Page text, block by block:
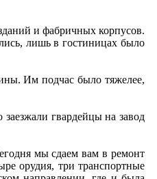
и фабричных корпусов.
лишь в гостиницах было
Им подчас было тяжелее,
гвардейцы на завод
мы сдаем вам в ремонт
орудия, три транспортные